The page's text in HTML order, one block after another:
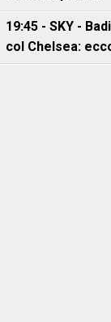
19:45 - SKY -
col Chelsea: